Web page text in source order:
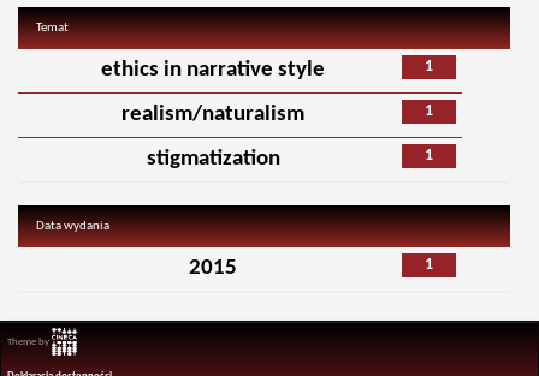
Temat
1
ethics in narrative style
1
realism/naturalism
1
stigmatization
Data wydania
1
2015
Theme by